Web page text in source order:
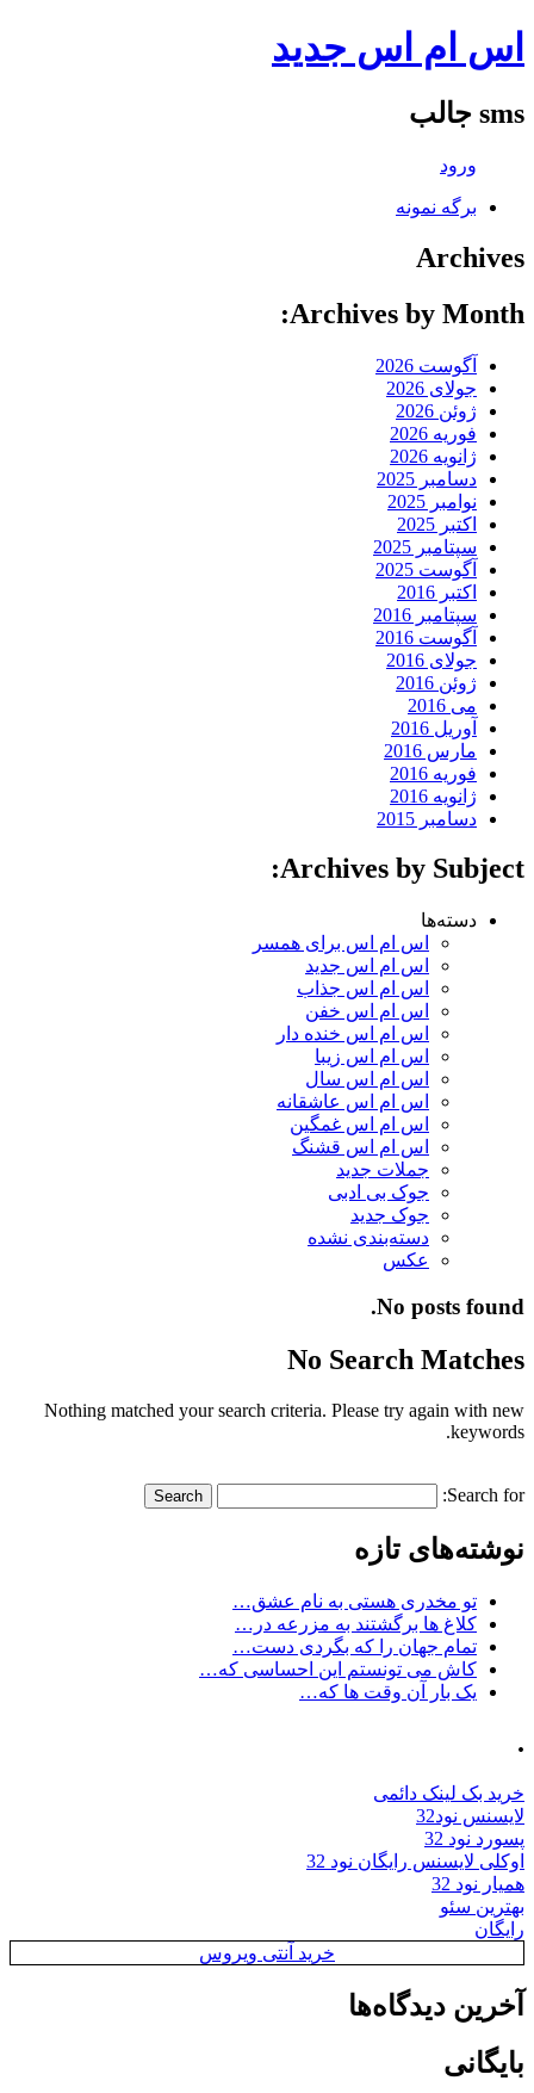
اس ام اس جدید
sms جالب
ورود
برگه نمونه
Archives
Archives by Month:
آگوست 2026
جولای 2026
ژوئن 2026
فوریه 2026
ژانویه 2026
دسامبر 2025
نوامبر 2025
اکتبر 2025
سپتامبر 2025
آگوست 2025
اکتبر 2016
سپتامبر 2016
آگوست 2016
جولای 2016
ژوئن 2016
می 2016
آوریل 2016
مارس 2016
فوریه 2016
ژانویه 2016
دسامبر 2015
Archives by Subject:
دسته‌ها
اس ام اس برای همسر
اس ام اس جدید
اس ام اس جذاب
اس ام اس خفن
اس ام اس خنده دار
اس ام اس زیبا
اس ام اس سال
اس ام اس عاشقانه
اس ام اس غمگین
اس ام اس قشنگ
جملات جدید
جوک بی ادبی
جوک جدید
دسته‌بندی نشده
عکس
No posts found.
No Search Matches
Nothing matched your search criteria. Please try again with new
keywords.
Search for:
نوشته‌های تازه
تو مخدری هستی به نام عشق…
کلاغ ها برگشتند به مزرعه در…
تمام جهان را که بگردی دست…
کاش می تونستم این احساسی که…
یک بار آن وقت ها که…
.
خرید بک لینک دائمی
لایسنس نود32
پسورد نود 32
اوکلی لایسنس رایگان نود 32
همیار نود 32
بهترین سئو
رایگان
خرید آنتی ویروس
آخرین دیدگاه‌ها
بایگانی